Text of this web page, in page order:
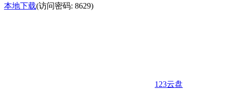
本地下载(访问密码: 8629)
123云盘